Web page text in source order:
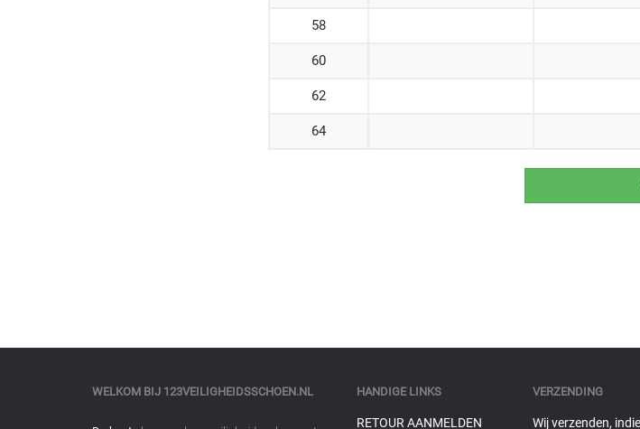
58
60
62
64
WELKOM BIJ 123VEILIGHEIDSSCHOEN.NL HANDIGE LINKS
RETOUR AANMELDEN
VERZENDING
Wij verzenden,